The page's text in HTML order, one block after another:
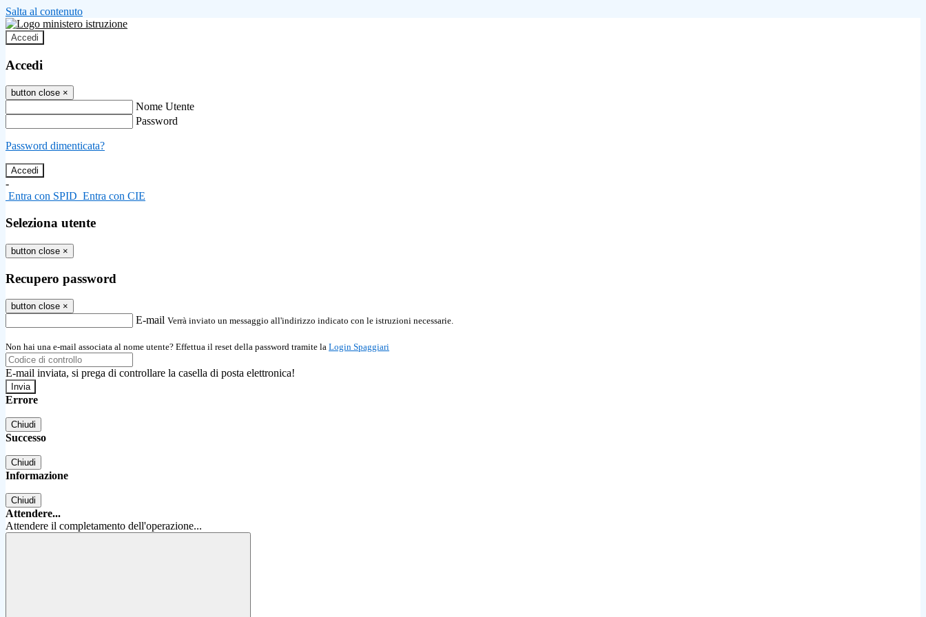
Salta al contenuto
Accedi
Accedi
button close ×
Nome Utente
Password
Password dimenticata?
-
Entra con SPID Entra con CIE
Seleziona utente
button close ×
Recupero password
button close ×
E-mail Verrà inviato un messaggio all'indirizzo indicato con le istruzioni necessarie.
Non hai una e-mail associata al nome utente? Effettua il reset della password tramite la Login Spaggiari
E-mail inviata, si prega di controllare la casella di posta elettronica!
Errore
Chiudi
Successo
Chiudi
Informazione
Chiudi
Attendere...
Attendere il completamento dell'operazione...